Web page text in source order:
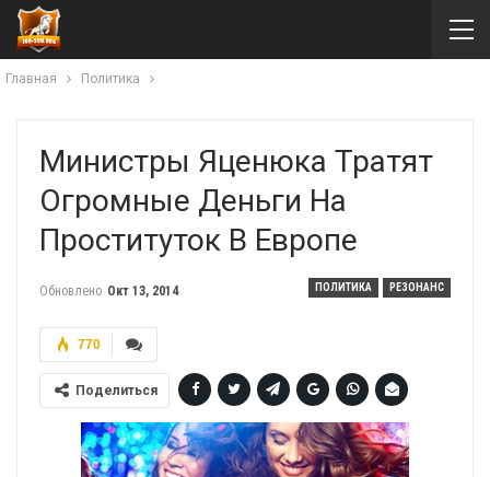
Главная Политика
Министры Яценюка Тратят
Огромные Деньги На
Проституток В Европе
ПОЛИТИКА РЕЗОНАНС
Обновлено Окт 13, 2014
770
Поделиться